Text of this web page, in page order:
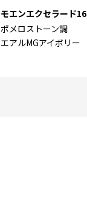
モエンエクセラード16
ポメロストーン調
エアルMGアイボリー